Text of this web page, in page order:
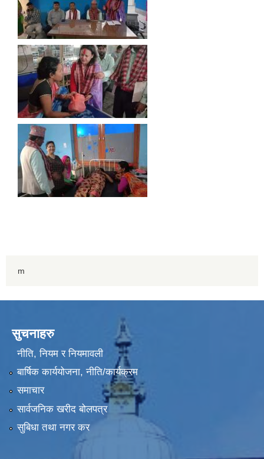
m
सुचनाहरु
नीति, नियम र नियमावली
बार्षिक कार्ययोजना, नीति/कार्यक्रम
समाचार
सार्वजनिक खरीद बोलपत्र
सुबिधा तथा नगर कर